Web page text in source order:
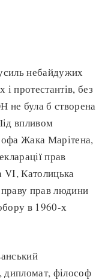
небайдужих
протестантів, без
не була б створена
впливом
Жака Марітена,
прав
VI, Католицька
прав людини
в 1960-х
дипломат, філософ